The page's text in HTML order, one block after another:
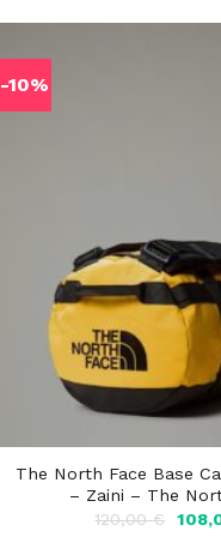
-10%
The North Face Base
– Zaini – The
120,00€
Il